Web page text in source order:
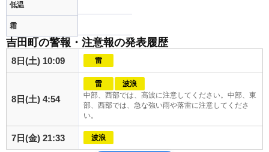
低温
霜
吉田町の警報・注意報の発表履歴
8日(土) 10:09 雷
8日(土) 4:54
雷
波浪
中部、西部では、高波に注意してください。中部、東
部、西部では、急な強い雨や落雷に注意してくださ
い。
7日(金) 21:33 波浪